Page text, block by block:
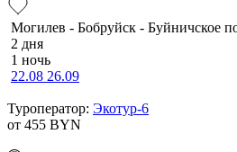
Мо­ги­лев - Бобруйск - Буй­нич­ское
2 дня
1 ночь
22.08 26.09
Туроператор: Экотур-6
от 455 BYN